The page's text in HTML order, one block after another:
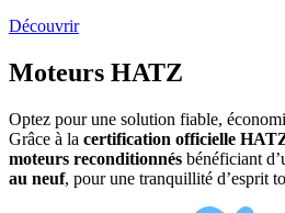
Découvrir
Moteurs HATZ
Optez pour une solution fiable,
Grâce à la certification officielle
moteurs reconditionnés bénéficiant
au neuf, pour une tranquillité d’esprit